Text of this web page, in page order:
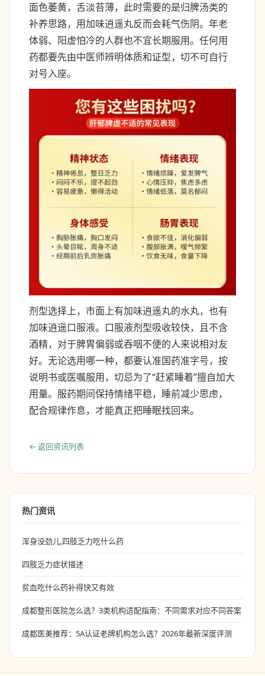
面色萎黄，舌淡苔薄，此时需要的是归脾汤类的
补养思路，用加味逍遥丸反而会耗气伤阴。年老
体弱、阳虚怕冷的人群也不宜长期服用。任何用
药都要先由中医师辨明体质和证型，切不可自行
对号入座。
剂型选择上，市面上有加味逍遥丸的水丸，也有
加味逍遥口服液。口服液剂型吸收较快，且不含
酒精，对于脾胃偏弱或吞咽不便的人来说相对友
好。无论选用哪一种，都要认准国药准字号，按
说明书或医嘱服用，切忌为了“赶紧睡着”擅自加大
用量。服药期间保持情绪平稳，睡前减少思虑，
配合规律作息，才能真正把睡眠找回来。
← 返回资讯列表
热门资讯
浑身没劲儿,四肢乏力吃什么药
四肢乏力症状描述
贫血吃什么药补得快又有效
成都整形医院怎么选？3类机构适配指南：不同需求对应不同答案
成都医美推荐：5A认证老牌机构怎么选？2026年最新深度评测